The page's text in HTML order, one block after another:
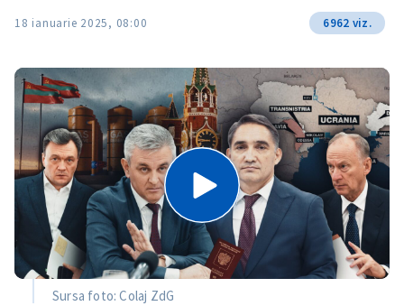
18 ianuarie 2025, 08:00 6962 viz.
Sursa foto: Colaj ZdG